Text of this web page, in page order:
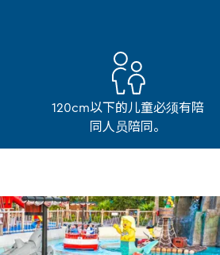
120cm以下的儿童必须有陪
同人员陪同。